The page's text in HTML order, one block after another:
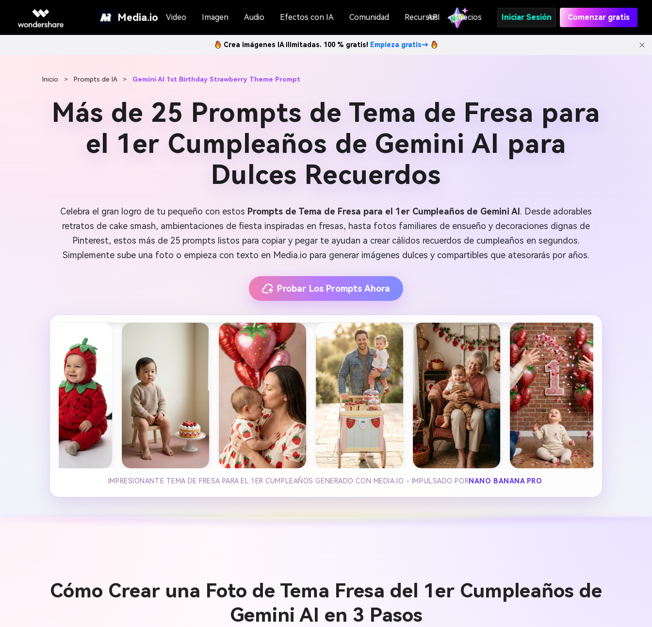
Media.io Video Imagen Audio Efectos con IA Comunidad Recursos
API Precios Iniciar Sesión Comenzar gratis
Crea imágenes IA ilimitadas. 100 % gratis! Empieza gratis→
Inicio > Prompts de IA > Gemini AI 1st Birthday Strawberry Theme Prompt
Más de 25 Prompts de Tema de Fresa para
el 1er Cumpleaños de Gemini AI para
Dulces Recuerdos
Celebra el gran logro de tu pequeño con estos Prompts de Tema de Fresa para el 1er Cumpleaños de Gemini AI . Desde adorables
retratos de cake smash, ambientaciones de fiesta inspiradas en fresas, hasta fotos familiares de ensueño y decoraciones dignas de
Pinterest, estos más de 25 prompts listos para copiar y pegar te ayudan a crear cálidos recuerdos de cumpleaños en segundos.
Simplemente sube una foto o empieza con texto en Media.io para generar imágenes dulces y compartibles que atesorarás por años.
Probar Los Prompts Ahora
IMPRESIONANTE TEMA DE FRESA PARA EL 1ER CUMPLEAÑOS GENERADO CON MEDIA.IO - IMPULSADO POR NANO BANANA PRO
Cómo Crear una Foto de Tema Fresa del 1er Cumpleaños de
Gemini AI en 3 Pasos